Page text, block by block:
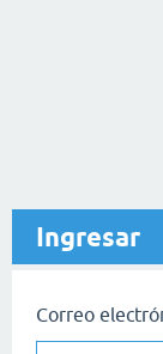
Ingresar
Correo